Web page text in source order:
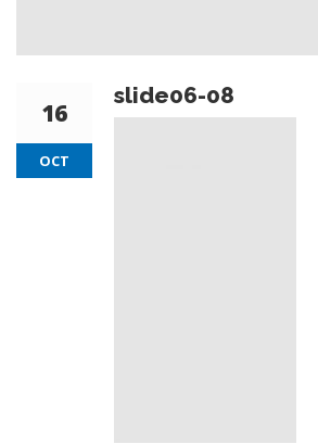
16
OCT
slide06-08